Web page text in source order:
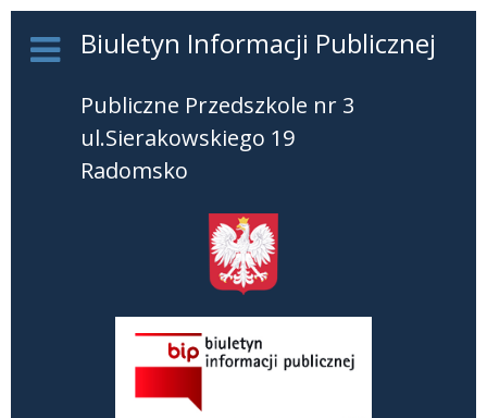
Biuletyn Informacji Publicznej
Publiczne Przedszkole nr 3
ul.Sierakowskiego 19
Radomsko